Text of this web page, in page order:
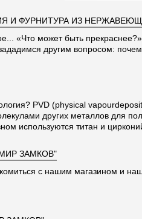
И ФУРНИТУРА ИЗ
«Что может быть
другим вопросом:
PVD (physical
других металлов для
используются титан и
ЗАМКОВ"
с нашим магазином и